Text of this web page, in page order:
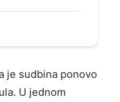
je sudbina ponovo
U jednom